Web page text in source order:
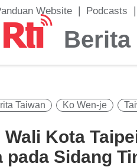
Website Podcasts
Berita
Taiwan Ko Wen-je
Wali Kota
pada Sidang